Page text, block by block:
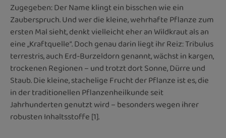
Zugegeben: Der Name klingt ein bisschen wie ein
Zauberspruch. Und wer die kleine, wehrhafte Pflanze zum
ersten Mal sieht, denkt vielleicht eher an Wildkraut als an
eine „Kraftquelle“. Doch genau darin liegt ihr Reiz: Tribulus
terrestris, auch Erd-Burzeldorn genannt, wächst in kargen,
trockenen Regionen – und trotzt dort Sonne, Dürre und
Staub. Die kleine, stachelige Frucht der Pflanze ist es, die
in der traditionellen Pflanzenheilkunde seit
Jahrhunderten genutzt wird – besonders wegen ihrer
robusten Inhaltsstoffe [1].